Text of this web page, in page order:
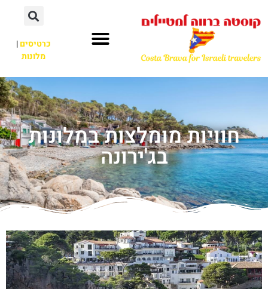
כרטיסים|
מלונות
חוויות מומלצות במלונות
בג'ירונה